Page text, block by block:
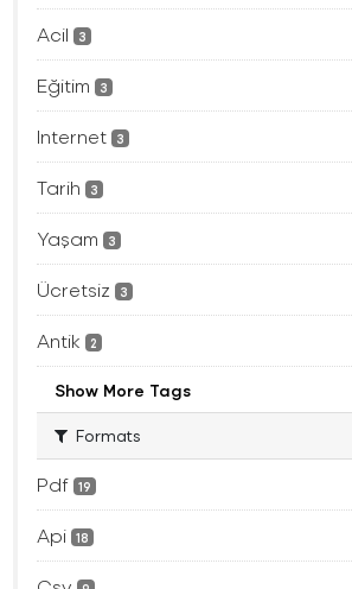
Acil 3
Eğitim 3
Internet 3
Tarih 3
Yaşam 3
Ücretsiz 3
Antik 2
Show More Tags
Formats
Pdf 19
Api 18